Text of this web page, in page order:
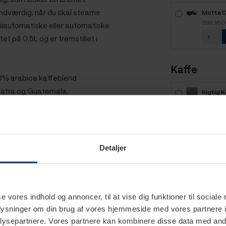
Detaljer
vores indhold og annoncer, til at vise dig funktioner til sociale
om din brug af vores hjemmeside med vores partnere
Vores partnere kan kombinere disse data med
når du skal steame
eller automatiske
på 0,5L og er fremstillet i
arabica kaffeblend
og Guatemala.
smag og duft, hvor du vil
med en let
Motta
Tool
399,95
Kaffe
Rigtig
Rigtig
2,1kg